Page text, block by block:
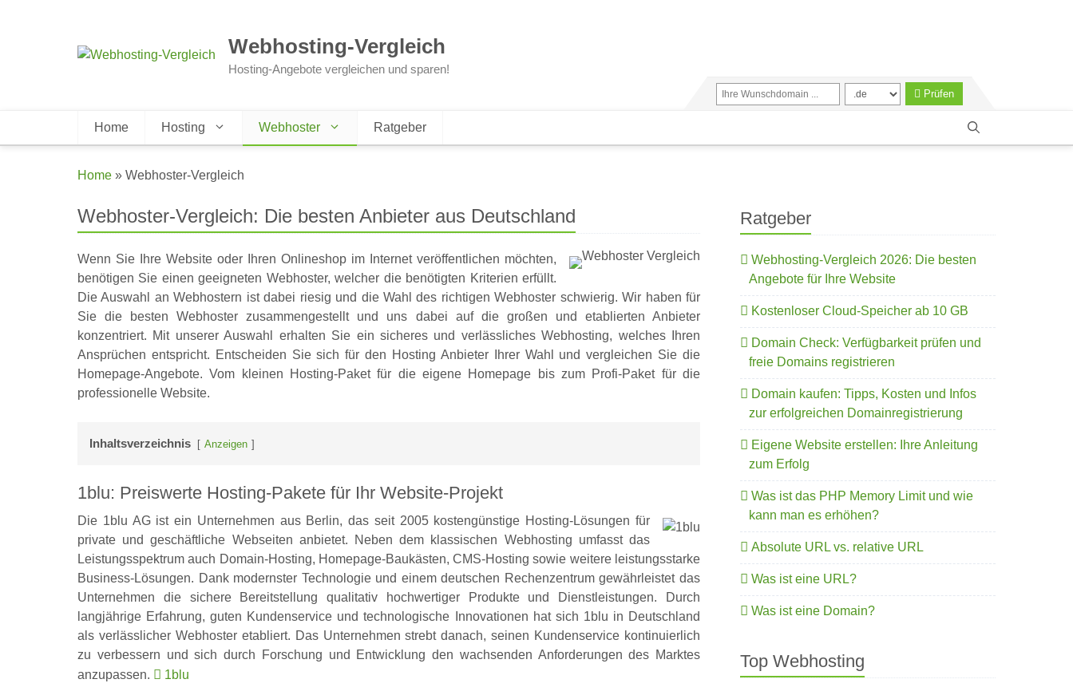
Webhosting-Vergleich
Hosting-Angebote vergleichen und sparen!
Home Hosting Webhoster Ratgeber
Prüfen
Home » Webhoster-Vergleich
Webhoster-Vergleich: Die besten Anbieter aus Deutschland
Wenn Sie Ihre Website oder Ihren Onlineshop im Internet veröffentlichen möchten,
benötigen Sie einen geeigneten Webhoster, welcher die benötigten Kriterien erfüllt.
Die Auswahl an Webhostern ist dabei riesig und die Wahl des richtigen Webhoster schwierig. Wir haben für
Sie die besten Webhoster zusammengestellt und uns dabei auf die großen und etablierten Anbieter
konzentriert. Mit unserer Auswahl erhalten Sie ein sicheres und verlässliches Webhosting, welches Ihren
Ansprüchen entspricht. Entscheiden Sie sich für den Hosting Anbieter Ihrer Wahl und vergleichen Sie die
Homepage-Angebote. Vom kleinen Hosting-Paket für die eigene Homepage bis zum Profi-Paket für die
professionelle Website.
Inhaltsverzeichnis Anzeigen
1blu: Preiswerte Hosting-Pakete für Ihr Website-Projekt
Die 1blu AG ist ein Unternehmen aus Berlin, das seit 2005 kostengünstige Hosting-Lösungen für
private und geschäftliche Webseiten anbietet. Neben dem klassischen Webhosting umfasst das
Leistungsspektrum auch Domain-Hosting, Homepage-Baukästen, CMS-Hosting sowie weitere leistungsstarke
Business-Lösungen. Dank modernster Technologie und einem deutschen Rechenzentrum gewährleistet das
Unternehmen die sichere Bereitstellung qualitativ hochwertiger Produkte und Dienstleistungen. Durch
langjährige Erfahrung, guten Kundenservice und technologische Innovationen hat sich 1blu in Deutschland
als verlässlicher Webhoster etabliert. Das Unternehmen strebt danach, seinen Kundenservice kontinuierlich
zu verbessern und sich durch Forschung und Entwicklung den wachsenden Anforderungen des Marktes
anzupassen.
1blu
Ratgeber
Webhosting-Vergleich 2026: Die besten
Angebote für Ihre Website
Kostenloser Cloud-Speicher ab 10 GB
Domain Check: Verfügbarkeit prüfen und
freie Domains registrieren
Domain kaufen: Tipps, Kosten und Infos
zur erfolgreichen Domainregistrierung
Eigene Website erstellen: Ihre Anleitung
zum Erfolg
Was ist das PHP Memory Limit und wie
kann man es erhöhen?
Absolute URL vs. relative URL
Was ist eine URL?
Was ist eine Domain?
Top Webhosting